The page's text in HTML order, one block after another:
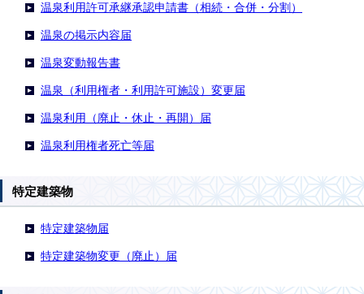
温泉利用許可承継承認申請書（相続・合併・分割）
温泉の掲示内容届
温泉変動報告書
温泉（利用権者・利用許可施設）変更届
温泉利用（廃止・休止・再開）届
温泉利用権者死亡等届
特定建築物
特定建築物届
特定建築物変更（廃止）届